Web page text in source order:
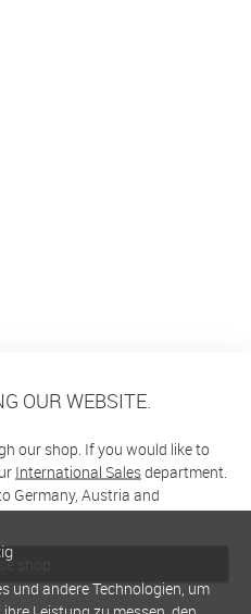
OUR WEBSITE.
our shop. If you would like to
International Salesdepartment.
Germany, Austria and
shop
und andere Technologien, um